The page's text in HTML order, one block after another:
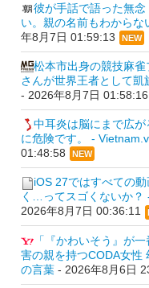
彼が手話で語った無
い。親の名前もわからな
年8月7日 01:59:13
NEW
松本市出身の競技麻
さんが世界王者として凱
- 2026年8月7日 01:58:16
中耳炎は脳にまで広
に危険です。 -
01:48:58
NEW
iOS 27ではすべての
く…ってスゴくないか？
2026年8月7日 00:36:11
「『かわいそう』が
害の親を持つCODA女性
の言葉- 2026年8月6日